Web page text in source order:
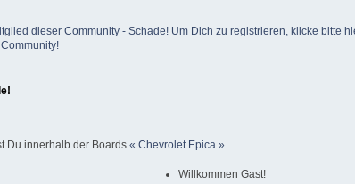
dieser Community - Schade! Um Dich zu registrieren, klicke bitte
Du innerhalb der Boards « Chevrolet Epica »
Willkommen Gast!